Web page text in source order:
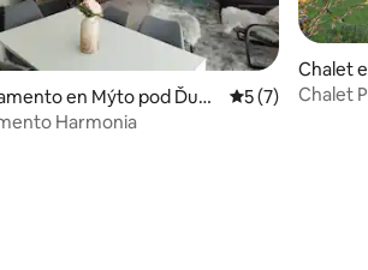
5 de 5; 6 evaluaciones
en Mýto pod Ďum
Calificación
5 (7)
Harmonia
Chalet
Chalet